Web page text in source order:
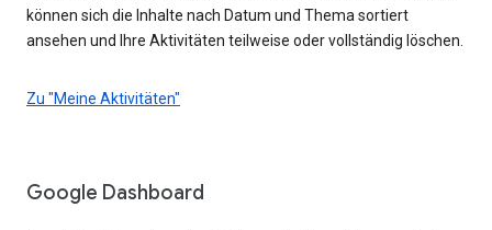
können sich die Inhalte nach Datum und Thema sortiert
ansehen und Ihre Aktivitäten teilweise oder vollständig löschen.
Zu "Meine Aktivitäten"
Google Dashboard